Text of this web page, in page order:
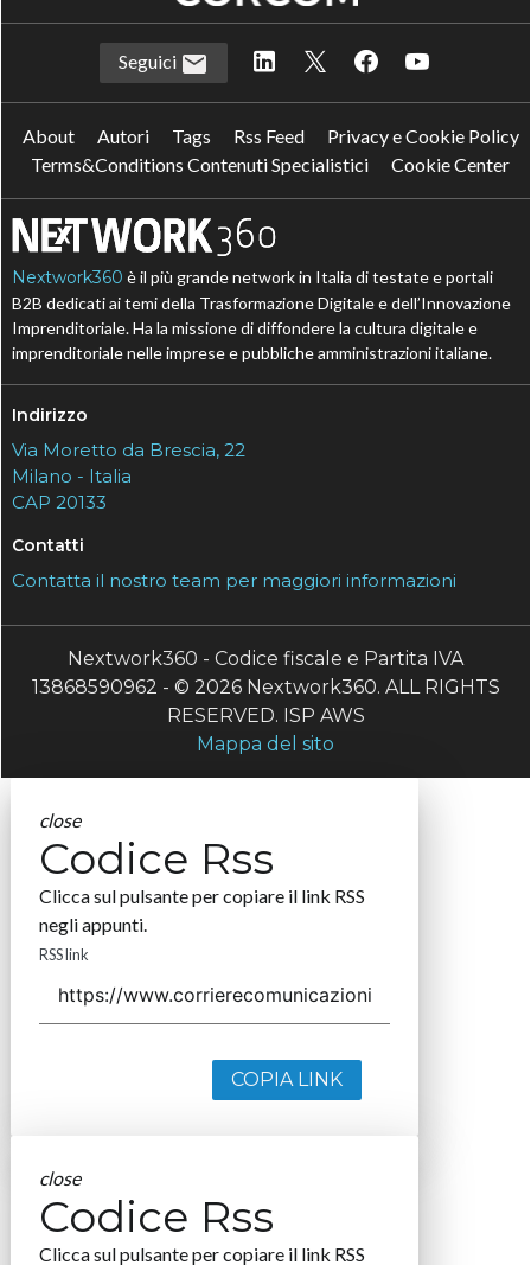
Seguici
About Autori Tags Rss Feed
Privacy e Cookie Policy
Terms&Conditions Contenuti Specialistici
Cookie Center
Nextwork360 è il più grande network in Italia di testate e portali
B2B dedicati ai temi della Trasformazione Digitale e dell’Innovazione
Imprenditoriale. Ha la missione di diffondere la cultura digitale e
imprenditoriale nelle imprese e pubbliche amministrazioni italiane.
Indirizzo
Via Moretto da Brescia, 22
Milano - Italia
CAP 20133
Contatti
Contatta il nostro team per maggiori informazioni
Nextwork360 - Codice fiscale e Partita IVA
13868590962 - © 2026 Nextwork360. ALL RIGHTS
RESERVED. ISP AWS
Mappa del sito
close
Codice Rss
Clicca sul pulsante per copiare il link RSS
negli appunti.
RSS link
COPIA LINK
close
Codice Rss
Clicca sul pulsante per copiare il link RSS